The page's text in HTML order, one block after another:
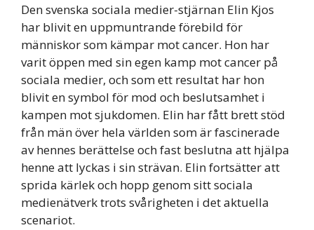
Den svenska sociala medier-stjärnan Elin Kjos
har blivit en uppmuntrande förebild för
människor som kämpar mot cancer. Hon har
varit öppen med sin egen kamp mot cancer på
sociala medier, och som ett resultat har hon
blivit en symbol för mod och beslutsamhet i
kampen mot sjukdomen. Elin har fått brett stöd
från män över hela världen som är fascinerade
av hennes berättelse och fast beslutna att hjälpa
henne att lyckas i sin strävan. Elin fortsätter att
sprida kärlek och hopp genom sitt sociala
medienätverk trots svårigheten i det aktuella
scenariot.